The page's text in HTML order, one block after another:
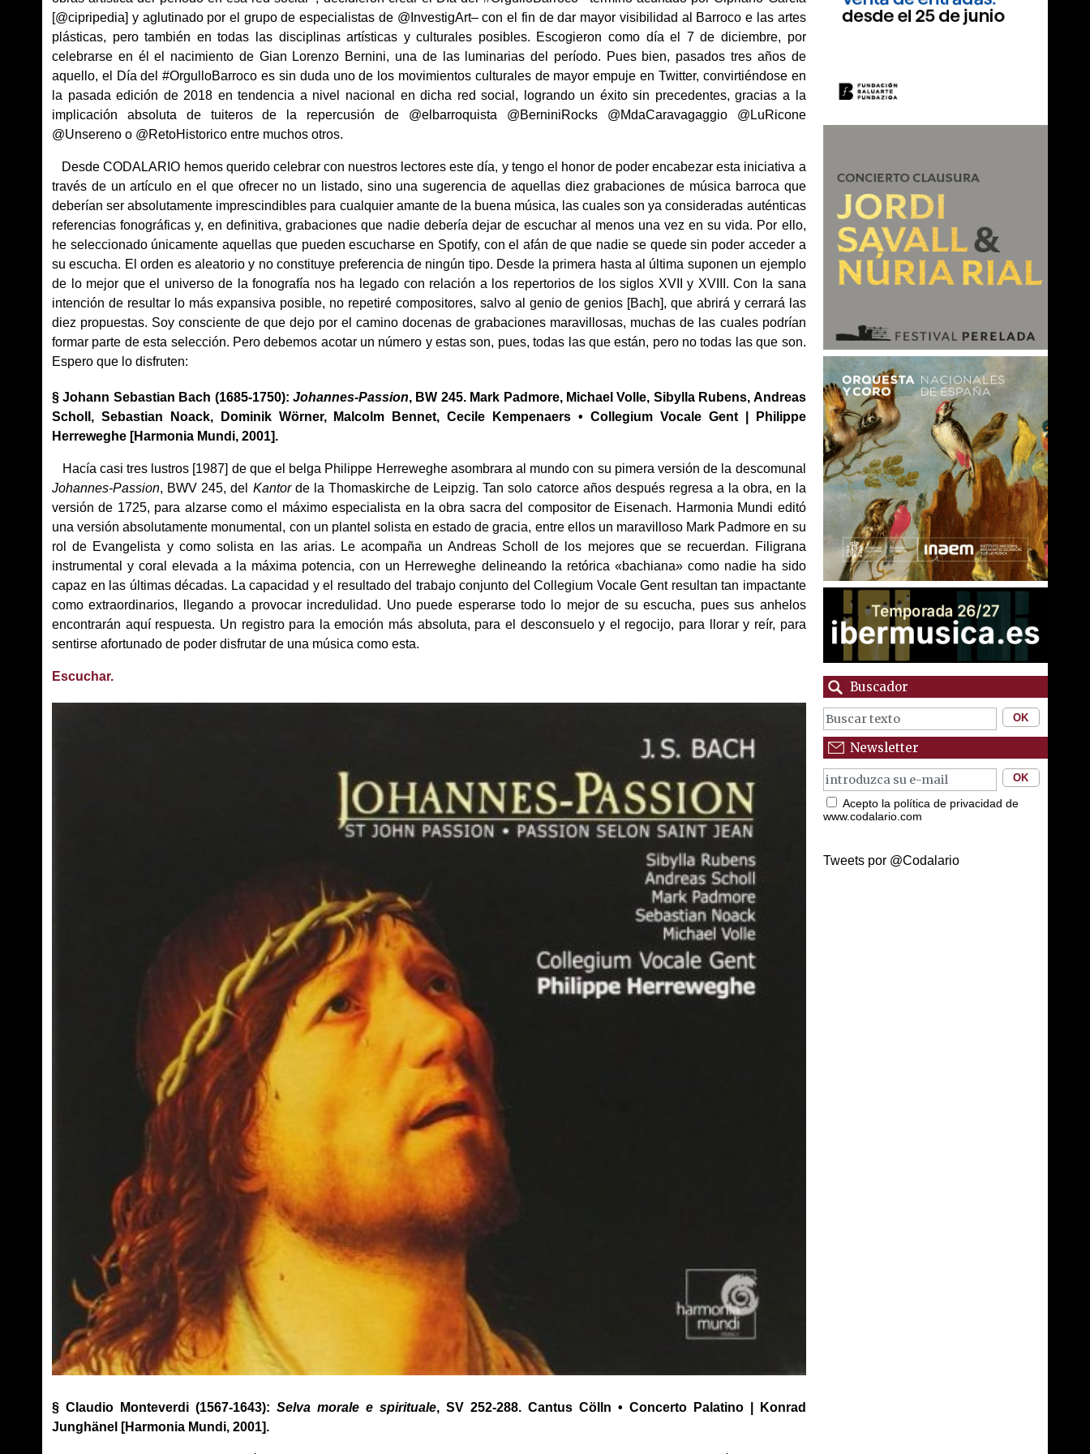
[@cipripedia] y aglutinado por el grupo de especialistas de @InvestigArt– con el fin de dar mayor visibilidad al Barroco e las artes
plásticas, pero también en todas las disciplinas artísticas y culturales posibles. Escogieron como día el 7 de diciembre, por
celebrarse en él el nacimiento de Gian Lorenzo Bernini, una de las luminarias del período. Pues bien, pasados tres años de
aquello, el Día del #OrgulloBarroco es sin duda uno de los movimientos culturales de mayor empuje en Twitter, convirtiéndose en
la pasada edición de 2018 en tendencia a nivel nacional en dicha red social, logrando un éxito sin precedentes, gracias a la
implicación absoluta de tuiteros de la repercusión de @elbarroquista @BerniniRocks @MdaCaravagaggio @LuRicone
@Unsereno o @RetoHistorico entre muchos otros.
Desde CODALARIO hemos querido celebrar con nuestros lectores este día, y tengo el honor de poder encabezar esta iniciativa a
través de un artículo en el que ofrecer no un listado, sino una sugerencia de aquellas diez grabaciones de música barroca que
deberían ser absolutamente imprescindibles para cualquier amante de la buena música, las cuales son ya consideradas auténticas
referencias fonográficas y, en definitiva, grabaciones que nadie debería dejar de escuchar al menos una vez en su vida. Por ello,
he seleccionado únicamente aquellas que pueden escucharse en Spotify, con el afán de que nadie se quede sin poder acceder a
su escucha. El orden es aleatorio y no constituye preferencia de ningún tipo. Desde la primera hasta al última suponen un ejemplo
de lo mejor que el universo de la fonografía nos ha legado con relación a los repertorios de los siglos XVII y XVIII. Con la sana
intención de resultar lo más expansiva posible, no repetiré compositores, salvo al genio de genios [Bach], que abrirá y cerrará las
diez propuestas. Soy consciente de que dejo por el camino docenas de grabaciones maravillosas, muchas de las cuales podrían
formar parte de esta selección. Pero debemos acotar un número y estas son, pues, todas las que están, pero no todas las que son.
Espero que lo disfruten:
§ Johann Sebastian Bach (1685-1750): Johannes-Passion, BW 245. Mark Padmore, Michael Volle, Sibylla Rubens, Andreas
Scholl, Sebastian Noack, Dominik Wörner, Malcolm Bennet, Cecile Kempenaers • Collegium Vocale Gent | Philippe
Herreweghe [Harmonia Mundi, 2001].
Hacía casi tres lustros [1987] de que el belga Philippe Herreweghe asombrara al mundo con su pimera versión de la descomunal
Johannes-Passion, BWV 245, del Kantorde la Thomaskirche de Leipzig. Tan solo catorce años después regresa a la obra, en la
versión de 1725, para alzarse como el máximo especialista en la obra sacra del compositor de Eisenach. Harmonia Mundi editó
una versión absolutamente monumental, con un plantel solista en estado de gracia, entre ellos un maravilloso Mark Padmore en su
rol de Evangelista y como solista en las arias. Le acompaña un Andreas Scholl de los mejores que se recuerdan. Filigrana
instrumental y coral elevada a la máxima potencia, con un Herreweghe delineando la retórica «bachiana» como nadie ha sido
capaz en las últimas décadas. La capacidad y el resultado del trabajo conjunto del Collegium Vocale Gent resultan tan impactante
como extraordinarios, llegando a provocar incredulidad. Uno puede esperarse todo lo mejor de su escucha, pues sus anhelos
encontrarán aquí respuesta. Un registro para la emoción más absoluta, para el desconsuelo y el regocijo, para llorar y reír, para
sentirse afortunado de poder disfrutar de una música como esta.
Escuchar.
§ Claudio Monteverdi (1567-1643): Selva morale e spirituale, SV 252-288. Cantus Cölln • Concerto Palatino | Konrad
Junghänel [Harmonia Mundi, 2001].
Buscador
Newsletter
Acepto la política de privacidad de
www.codalario.com
Tweets por @Codalario